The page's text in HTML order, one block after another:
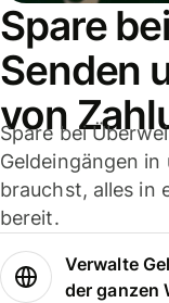
Spare
Senden
von
Spare bei
Geldeingängen in
brauchst, alles in
bereit.
Verwalte
der ganzen